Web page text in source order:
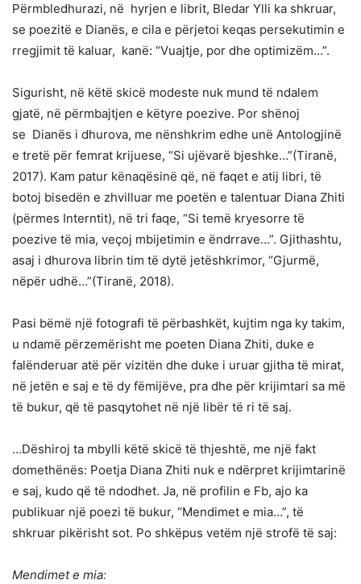
Përmbledhurazi, në hyrjen e librit, Bledar Ylli ka shkruar,
se poezitë e Dianës, e cila e përjetoi keqas persekutimin e
rregjimit të kaluar, kanë: “Vuajtje, por dhe optimizëm…”.
Sigurisht, në këtë skicë modeste nuk mund të ndalem
gjatë, në përmbajtjen e këtyre poezive. Por shënoj
se Dianës i dhurova, me nënshkrim edhe unë Antologjinë
e tretë për femrat krijuese, “Si ujëvarë bjeshke…”(Tiranë,
2017). Kam patur kënaqësinë që, në faqet e atij libri, të
botoj bisedën e zhvilluar me poetën e talentuar Diana Zhiti
(përmes Interntit), në tri faqe, “Si temë kryesorre të
poezive të mia, veçoj mbijetimin e ëndrrave…”. Gjithashtu,
asaj i dhurova librin tim të dytë jetëshkrimor, “Gjurmë,
nëpër udhë…”(Tiranë, 2018).
Pasi bëmë një fotografi të përbashkët, kujtim nga ky takim,
u ndamë përzemërisht me poeten Diana Zhiti, duke e
falënderuar atë për vizitën dhe duke i uruar gjitha të mirat,
në jetën e saj e të dy fëmijëve, pra dhe për krijimtari sa më
të bukur, që të pasqytohet në një libër të ri të saj.
…Dëshiroj ta mbylli këtë skicë të thjeshtë, me një fakt
domethënës: Poetja Diana Zhiti nuk e ndërpret krijimtarinë
e saj, kudo që të ndodhet. Ja, në profilin e Fb, ajo ka
publikuar një poezi të bukur, “Mendimet e mia…”, të
shkruar pikërisht sot. Po shkëpus vetëm një strofë të saj:
Mendimet e mia: